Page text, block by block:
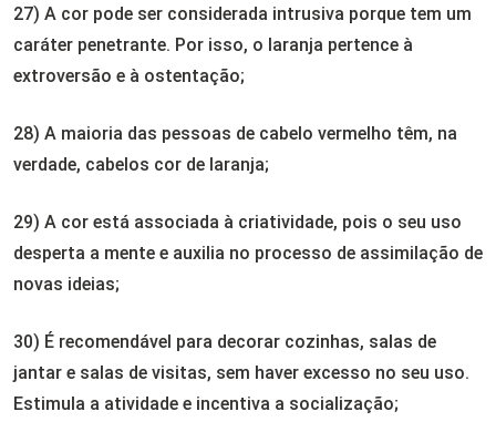
27) A cor pode ser considerada intrusiva porque tem um
caráter penetrante. Por isso, o laranja pertence à
extroversão e à ostentação;
28) A maioria das pessoas de cabelo vermelho têm, na
verdade, cabelos cor de laranja;
29) A cor está associada à criatividade, pois o seu uso
desperta a mente e auxilia no processo de assimilação de
novas ideias;
30) É recomendável para decorar cozinhas, salas de
jantar e salas de visitas, sem haver excesso no seu uso.
Estimula a atividade e incentiva a socialização;